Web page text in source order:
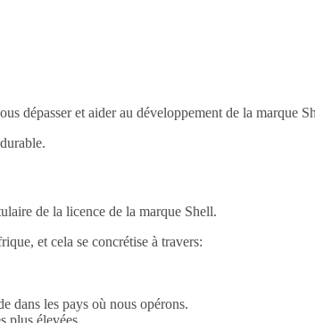
dépasser et aider au développement de la marque
de la licence de la marque Shell.
et cela se concrétise à travers:
dans les pays où nous opérons.